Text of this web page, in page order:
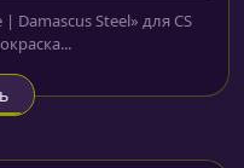
Damascus Steel» для CS